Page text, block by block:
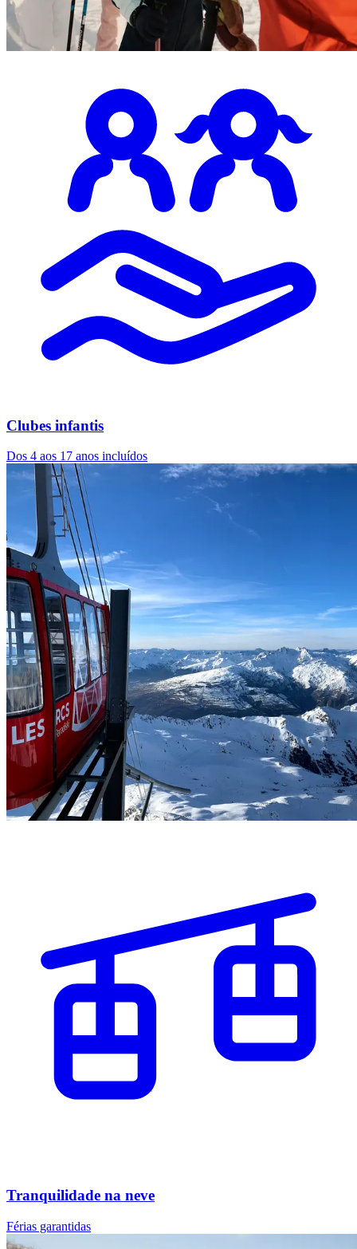
Clubes infantis
Dos 4 aos 17 anos incluídos
Tranquilidade na neve
Férias garantidas